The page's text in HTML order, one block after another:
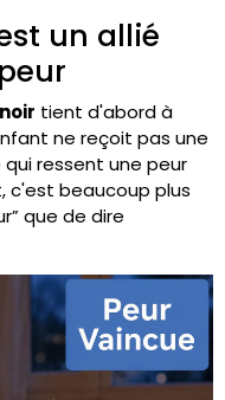
un allié
tient d'abord à
ne reçoit pas une
ressent une peur
c'est beaucoup plus
que de dire